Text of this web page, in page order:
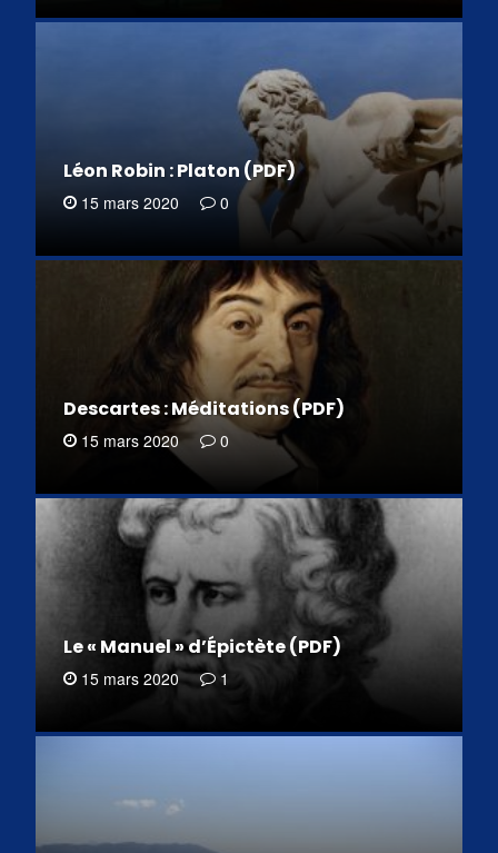
Léon Robin : Platon (PDF)
15 mars 2020 0
Descartes : Méditations (PDF)
15 mars 2020 0
Le « Manuel » d’Épictète (PDF)
15 mars 2020 1